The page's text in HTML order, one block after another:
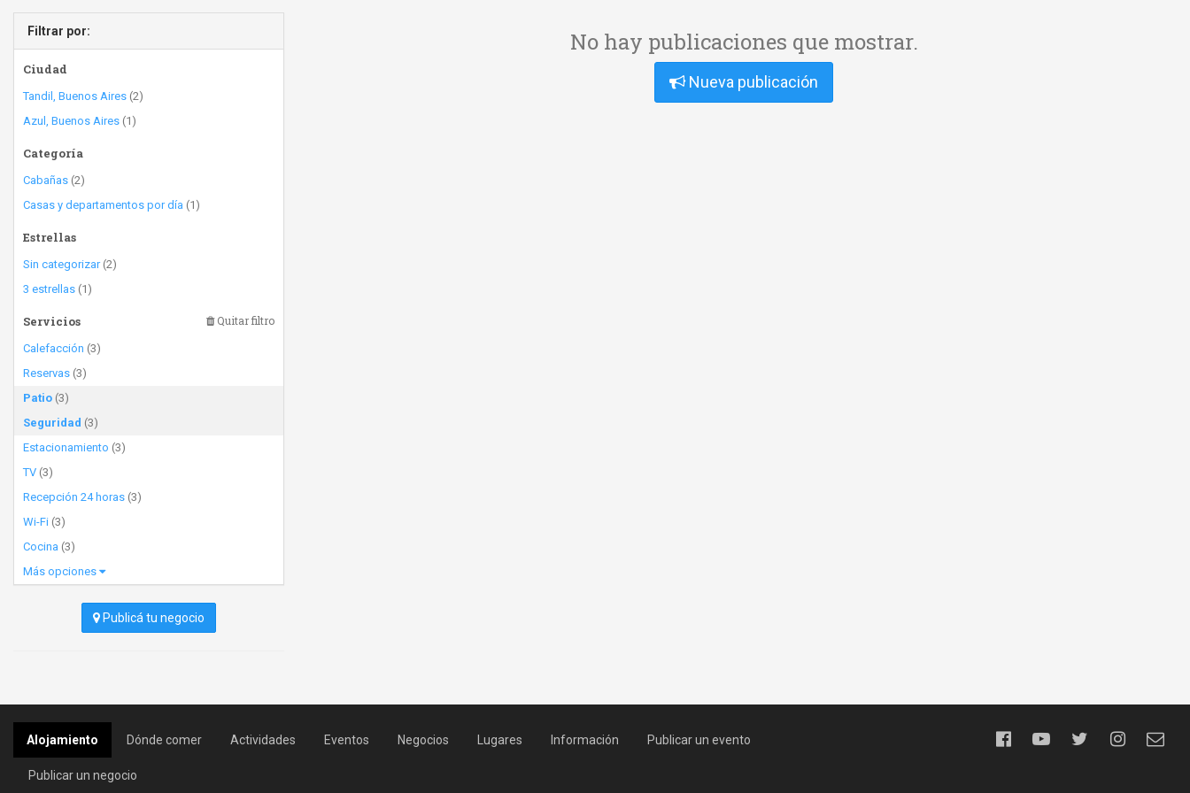
Filtrar por:
Ciudad
Tandil, Buenos Aires (2)
Azul, Buenos Aires (1)
Categoría
Cabañas (2)
Casas y departamentos por día (1)
Estrellas
Sin categorizar(2)
3 estrellas (1)
Servicios Quitar filtro
Calefacción (3)
Reservas (3)
Patio (3)
Seguridad (3)
Estacionamiento (3)
TV (3)
Recepción 24 horas (3)
Wi-Fi (3)
Cocina (3)
Más opciones
Publicá tu negocio
No hay publicaciones que mostrar.
Nueva publicación
Alojamiento Dónde comer Actividades Eventos Negocios Lugares Información Publicar un evento
Publicar un negocio